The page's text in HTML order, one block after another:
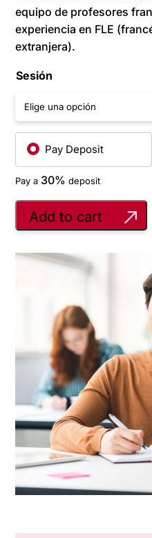
equipo de profesores
experiencia en FLE
extranjera).
Sesión
Pay Deposit
Pay a 30% deposit
Add to cart